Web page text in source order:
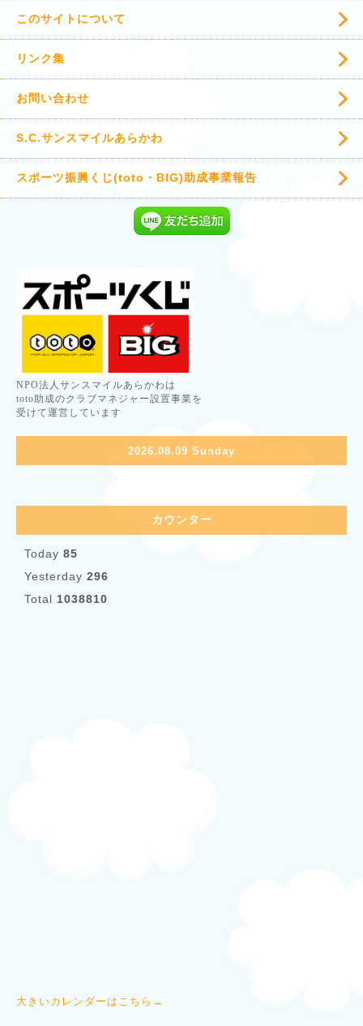
このサイトについて
リンク集
お問い合わせ
S.C.サンスマイルあらかわ
スポーツ振興くじ(toto・BIG)助成事業報告
NPO法人サンスマイルあらかわは
toto助成のクラブマネジャー設置事業を
受けて運営しています
2026.08.09 Sunday
カウンター
Today 85
Yesterday 296
Total 1038810
大きいカレンダーはこちら→